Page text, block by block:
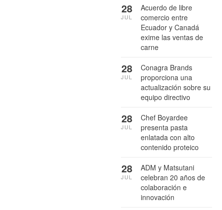
Acuerdo de libre
comercio entre
Ecuador y Canadá
exime las ventas de
carne
28
JUL
Conagra Brands
proporciona una
actualización sobre su
equipo directivo
28
JUL
Chef Boyardee
presenta pasta
enlatada con alto
contenido proteico
28
JUL
ADM y Matsutani
celebran 20 años de
colaboración e
innovación
28
JUL